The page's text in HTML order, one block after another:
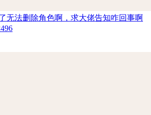
无法删除角色啊，求大佬告知咋回事啊